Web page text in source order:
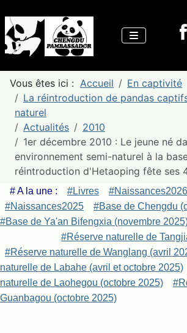
Vous êtes ici : Accueil
En captivité
La réintroduction de pandas
naturel
Actualités
2010
1er décembre 2010 : Le jeune né
environnement semi-naturel à la
réintroduction d'Hetaoping fête ses
# A la une : #Livres
#Naissances2026
#Naissances2025
#Base de Chengdu
#Base de Ya'an Bifengxia (novembre
#Réserve naturelle de
#Réserve naturelle de Wanglang (avril
naturelle de Labahe (avril et octobre 2025)
naturelle de Laohegou (octobre 2025)
Guanbagou (octobre 2025)